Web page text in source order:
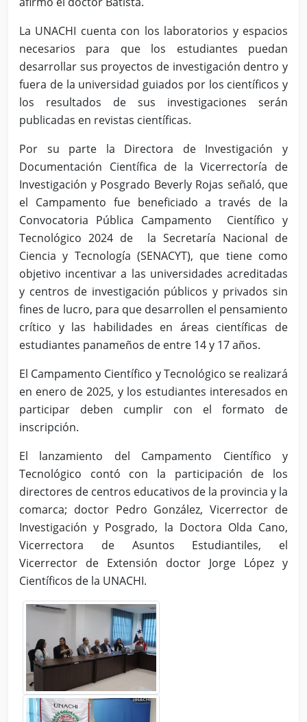
La UNACHI cuenta con los laboratorios y espacios
necesarios para que los estudiantes puedan
desarrollar sus proyectos de investigación dentro y
fuera de la universidad guiados por los científicos y
los resultados de sus investigaciones serán
publicadas en revistas científicas.
Por su parte la Directora de Investigación y
Documentación Científica de la Vicerrectoría de
Investigación y Posgrado Beverly Rojas señaló, que
el Campamento fue beneficiado a través de la
Convocatoria Pública Campamento Científico y
Tecnológico 2024 de la Secretaría Nacional de
Ciencia y Tecnología (SENACYT), que tiene como
objetivo incentivar a las universidades acreditadas
y centros de investigación públicos y privados sin
fines de lucro, para que desarrollen el pensamiento
crítico y las habilidades en áreas científicas de
estudiantes panameños de entre 14 y 17 años.
El Campamento Científico y Tecnológico se realizará
en enero de 2025, y los estudiantes interesados en
participar deben cumplir con el formato de
inscripción.
El lanzamiento del Campamento Científico y
Tecnológico contó con la participación de los
directores de centros educativos de la provincia y la
comarca; doctor Pedro González, Vicerrector de
Investigación y Posgrado, la Doctora Olda Cano,
Vicerrectora de Asuntos Estudiantiles, el
Vicerrector de Extensión doctor Jorge López y
Científicos de la UNACHI.